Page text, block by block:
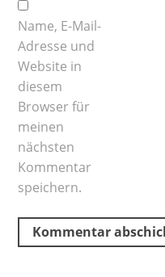
Name, E-Mail-
Adresse und
Website in
diesem
Browser für
meinen
nächsten
Kommentar
speichern.